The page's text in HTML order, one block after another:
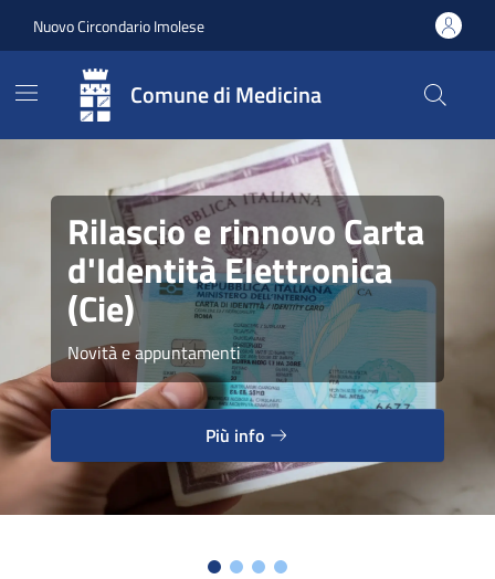
Nuovo Circondario Imolese
Comune di Medicina
Rilascio e rinnovo Carta
d'Identità Elettronica
(Cie)
Novità e appuntamenti
Più info